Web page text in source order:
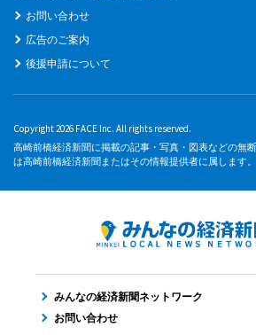
お問い合わせ
広告のご案内
後援申請について
Copyright 2026 FACE Inc. All rights reserved.
高崎前橋経済新聞に掲載の記事・写真・図表などの無
は高崎前橋経済新聞またはその情報提供者に属します。
みんなの経済新聞ネットワーク
お問い合わせ